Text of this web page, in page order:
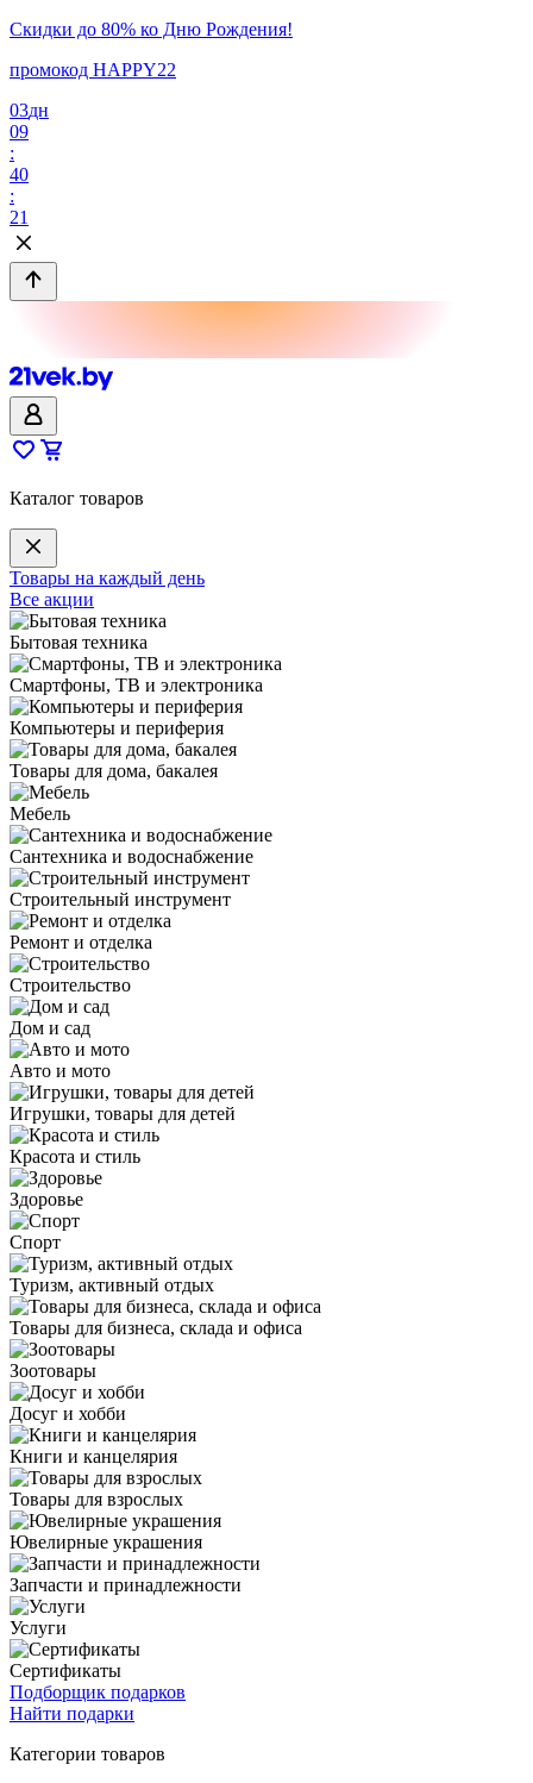
Скидки до 80% ко Дню Рождения!
промокод HAPPY22
03дн
09
:
40
:
21
Каталог товаров
Товары на каждый день
Все акции
Бытовая техника
Смартфоны, ТВ и электроника
Компьютеры и периферия
Товары для дома, бакалея
Мебель
Сантехника и водоснабжение
Строительный инструмент
Ремонт и отделка
Строительство
Дом и сад
Авто и мото
Игрушки, товары для детей
Красота и стиль
Здоровье
Спорт
Туризм, активный отдых
Товары для бизнеса, склада и офиса
Зоотовары
Досуг и хобби
Книги и канцелярия
Товары для взрослых
Ювелирные украшения
Запчасти и принадлежности
Услуги
Сертификаты
Подборщик подарков
Найти подарки
Категории товаров